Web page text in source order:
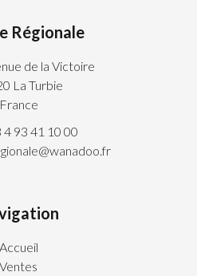
Régionale
de la Victoire
La Turbie
France
4 93 41 10 00
Accueil
Ventes